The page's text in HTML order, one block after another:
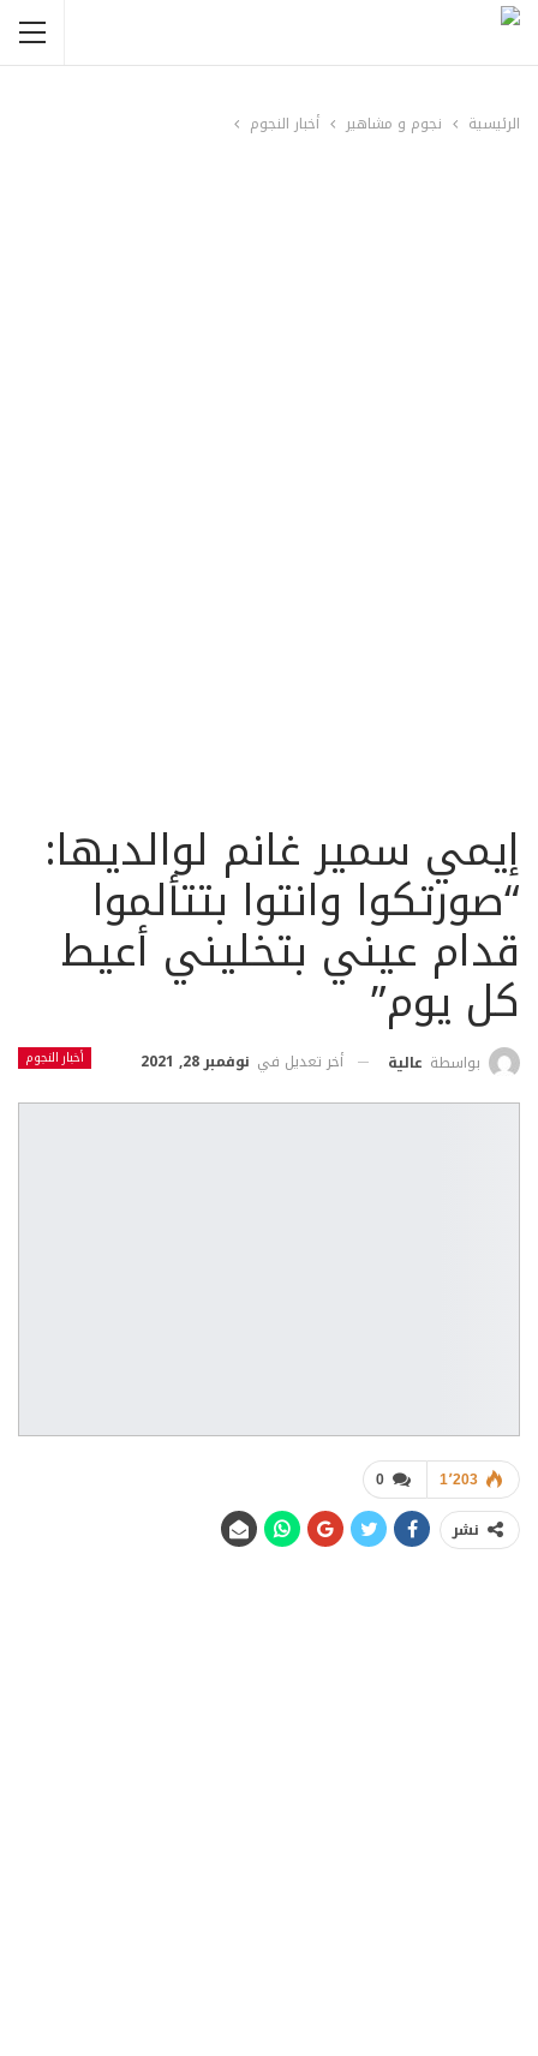
الرئيسية نجوم و مشاهير أخبار النجوم
إيمي سمير غانم لوالديها:
“صورتكوا وانتوا بتتألموا
قدام عيني بتخليني أعيط
كل يوم”
أخبار النجوم بواسطة عالية أخر تعديل في نوفمبر 28, 2021
0 1٬203
نشر